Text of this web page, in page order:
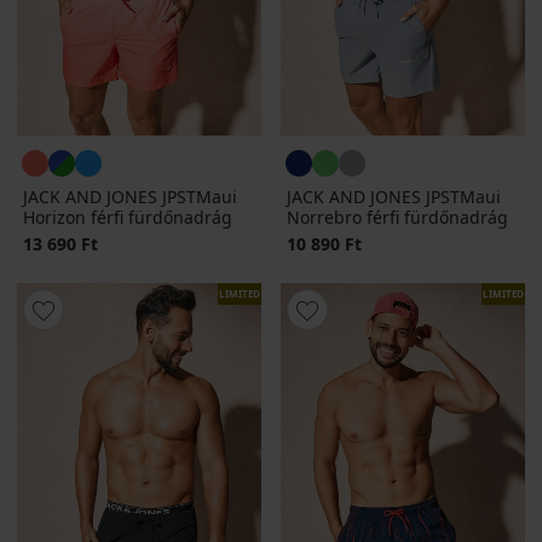
JACK AND JONES JPSTMaui
Horizon férfi fürdőnadrág
13 690 Ft
JACK AND JONES JPSTMaui
Norrebro férfi fürdőnadrág
10 890 Ft
LIMITED LIMITED